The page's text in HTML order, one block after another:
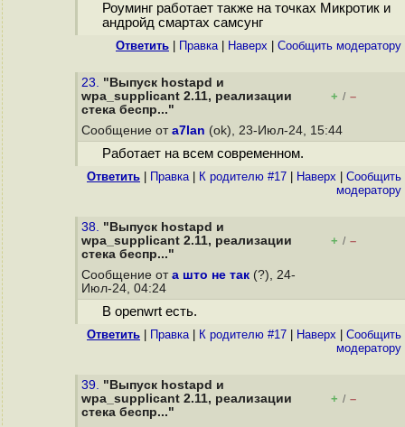
Роуминг работает также на точках Микротик и
андройд смартах самсунг
Ответить Правка| Наверх Cообщить модератору
23. "Выпуск hostapd и
wpa_supplicant 2.11, реализации
стека беспр..."
+ / –
Сообщение от a7lan (ok), 23-Июл-24, 15:44
Работает на всем современном.
Ответить Правка| К родителю #17 Наверх
Cообщить
модератору
38. "Выпуск hostapd и
wpa_supplicant 2.11, реализации
стека беспр..."
+ / –
Сообщение от а што не так (?), 24-
Июл-24, 04:24
В openwrt есть.
Ответить Правка| К родителю #17 Наверх
Cообщить
модератору
39. "Выпуск hostapd и
wpa_supplicant 2.11, реализации
стека беспр..."
+ / –